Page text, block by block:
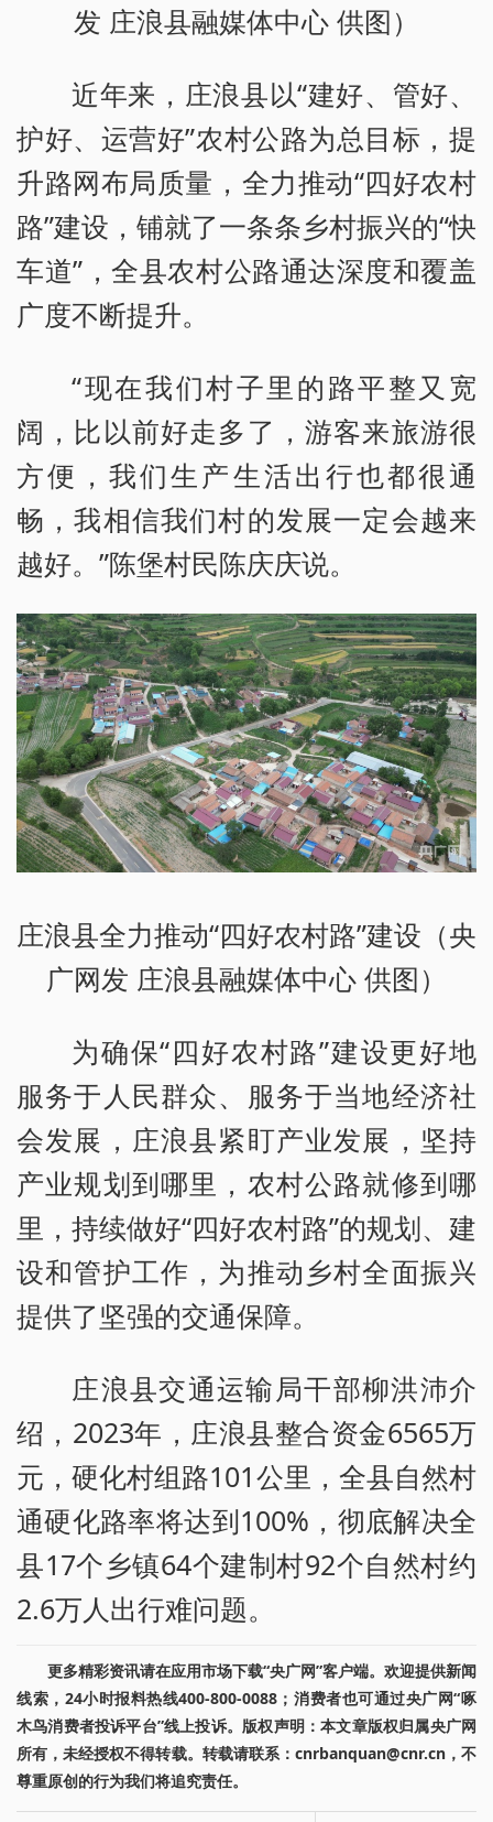
发 庄浪县融媒体中心 供图）
近年来，庄浪县以“建好、管好、
护好、运营好”农村公路为总目标，提
升路网布局质量，全力推动“四好农村
路”建设，铺就了一条条乡村振兴的“快
车道”，全县农村公路通达深度和覆盖
广度不断提升。
“现在我们村子里的路平整又宽
阔，比以前好走多了，游客来旅游很
方便，我们生产生活出行也都很通
畅，我相信我们村的发展一定会越来
越好。”陈堡村民陈庆庆说。
庄浪县全力推动“四好农村路”建设（央
广网发 庄浪县融媒体中心 供图）
为确保“四好农村路”建设更好地
服务于人民群众、服务于当地经济社
会发展，庄浪县紧盯产业发展，坚持
产业规划到哪里，农村公路就修到哪
里，持续做好“四好农村路”的规划、建
设和管护工作，为推动乡村全面振兴
提供了坚强的交通保障。
庄浪县交通运输局干部柳洪沛介
绍，2023年，庄浪县整合资金6565万
元，硬化村组路101公里，全县自然村
通硬化路率将达到100%，彻底解决全
县17个乡镇64个建制村92个自然村约
2.6万人出行难问题。
更多精彩资讯请在应用市场下载“央广网”客户端。欢迎提供新闻
线索，24小时报料热线400-800-0088；消费者也可通过央广网“啄
木鸟消费者投诉平台”线上投诉。版权声明：本文章版权归属央广网
所有，未经授权不得转载。转载请联系：cnrbanquan@cnr.cn，不
尊重原创的行为我们将追究责任。